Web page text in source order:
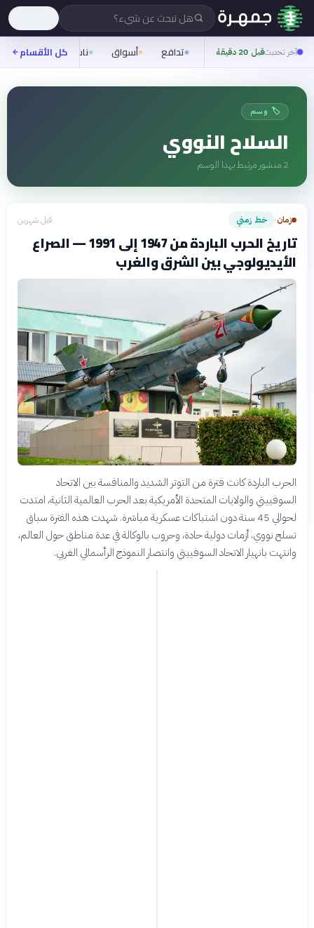
هل تبحث عن شيء؟
آخر تحديثقبل 20 دقيقة تدافع أسواق ناس روح
كل الأقسام
🏷️ وسم
السلاح النووي
2 منشور مرتبط بهذا الوسم
زمان› خط زمني قبل شهرين
تاريخ الحرب الباردة من 1947 إلى 1991 — الصراع
الأيديولوجي بين الشرق والغرب
الحرب الباردة كانت فترة من التوتر الشديد والمنافسة بين الاتحاد
السوفييتي والولايات المتحدة الأمريكية بعد الحرب العالمية الثانية، امتدت
لحوالي 45 سنة دون اشتباكات عسكرية مباشرة. شهدت هذه الفترة سباق
تسلح نووي، أزمات دولية حادة، وحروب بالوكالة في عدة مناطق حول العالم،
وانتهت بانهيار الاتحاد السوفييتي وانتصار النموذج الرأسمالي الغربي.